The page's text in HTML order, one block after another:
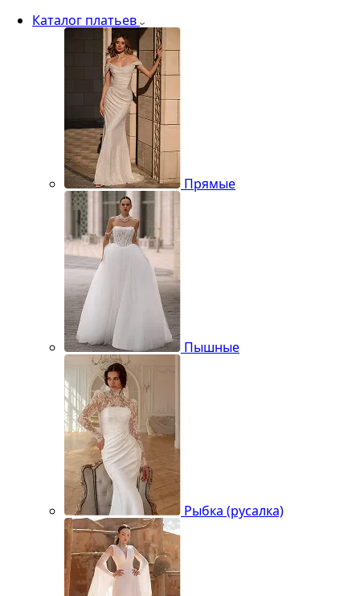
Каталог платьев
Прямые
Пышные
Рыбка (русалка)